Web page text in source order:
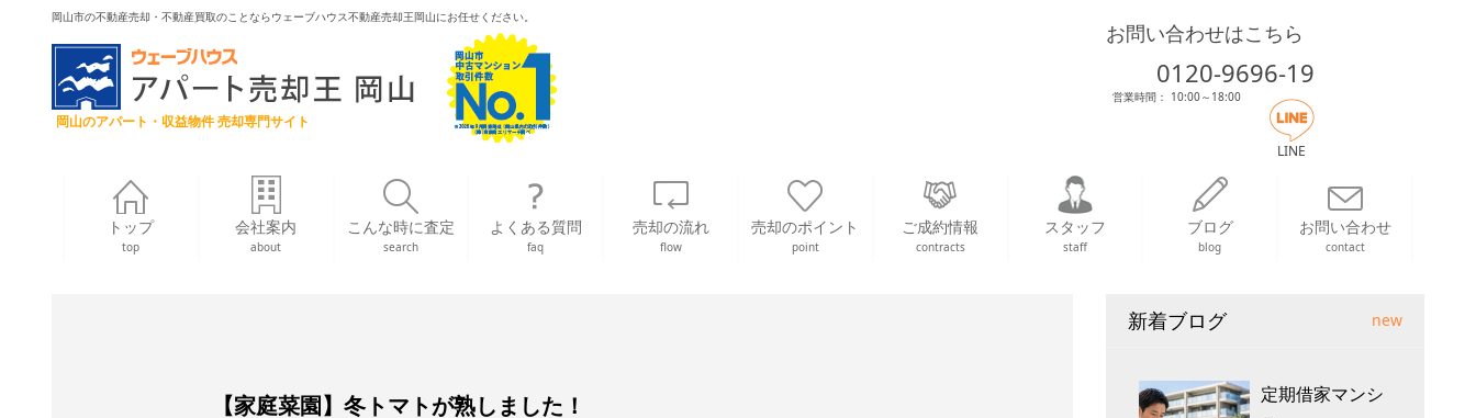
岡山市の不動産売却・不動産買取のことならウェーブハウス不動産売却王岡山にお任せください。
岡山のアパート・収益物件 売却専門サイト
お問い合わせはこちら
0120-9696-19
営業時間： 10:00～18:00
LINE
トップ
top
会社案内
about
こんな時に査定
search
よくある質問
faq
売却の流れ
flow
売却のポイント
point
ご成約情報
contracts
スタッフ
staff
ブログ
blog
お問い合わせ
contact
【家庭菜園】冬トマトが熟しました！
新着ブログ new
定期借家マンシ